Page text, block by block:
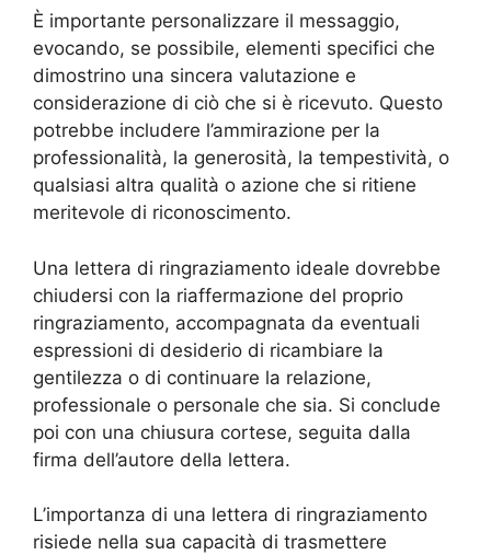
È importante personalizzare il messaggio,
evocando, se possibile, elementi specifici che
dimostrino una sincera valutazione e
considerazione di ciò che si è ricevuto. Questo
potrebbe includere l’ammirazione per la
professionalità, la generosità, la tempestività, o
qualsiasi altra qualità o azione che si ritiene
meritevole di riconoscimento.
Una lettera di ringraziamento ideale dovrebbe
chiudersi con la riaffermazione del proprio
ringraziamento, accompagnata da eventuali
espressioni di desiderio di ricambiare la
gentilezza o di continuare la relazione,
professionale o personale che sia. Si conclude
poi con una chiusura cortese, seguita dalla
firma dell’autore della lettera.
L’importanza di una lettera di ringraziamento
risiede nella sua capacità di trasmettere